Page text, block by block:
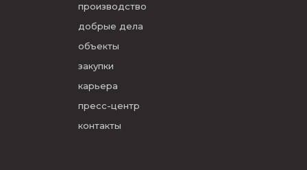
производство
добрые дела
объекты
закупки
карьера
пресс-центр
контакты